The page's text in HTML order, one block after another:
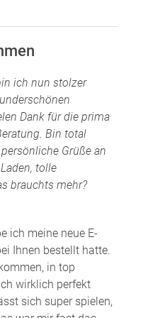
ich nun stolzer
Dank für die prima
Bin total
Grüße an
tolle
brauchts mehr?
ich meine neue E-
Ihnen bestellt hatte.
in top
wirklich perfekt
sich super spielen,